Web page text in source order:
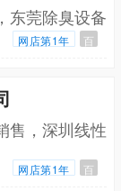
东莞除臭设备
网店第1年 百
售，深圳线性
网店第1年 百